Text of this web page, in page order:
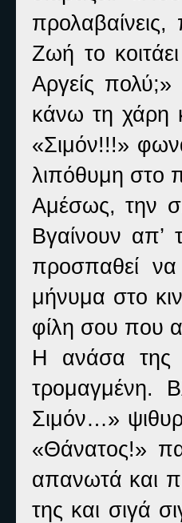
Ζωή το
Αργείς
κάνω τη χάρη
«Σιμόν!!!»
λιπόθυμη στο
Αμέσως, την
Βγαίνουν απ’
προσπαθεί
μήνυμα στο
φίλη σου που
Η ανάσα της
τρομαγμένη.
Σιμόν…»
«Θάνατος!»
απανωτά και
της και σιγά